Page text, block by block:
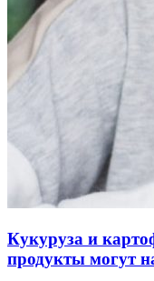
Кукуруза и
продукты могут